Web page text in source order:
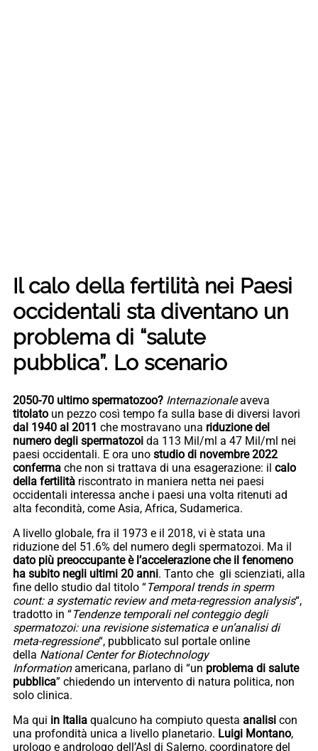
Il calo della fertilità nei Paesi
occidentali sta diventano un
problema di “salute
pubblica”. Lo scenario
2050-70 ultimo spermatozoo? Internazionaleaveva
titolato un pezzo così tempo fa sulla base di diversi lavori
dal 1940 al 2011 che mostravano una riduzione del
numero degli spermatozoi da 113 Mil/ml a 47 Mil/ml nei
paesi occidentali. E ora uno studio di novembre 2022
conferma che non si trattava di una esagerazione: il calo
della fertilità riscontrato in maniera netta nei paesi
occidentali interessa anche i paesi una volta ritenuti ad
alta fecondità, come Asia, Africa, Sudamerica.
A livello globale, fra il 1973 e il 2018, vi è stata una
riduzione del 51.6% del numero degli spermatozoi. Ma il
dato più preoccupante è l’accelerazione che il fenomeno
ha subito negli ultimi 20 anni. Tanto che gli scienziati, alla
fine dello studio dal titolo “Temporal trends in sperm
count: a systematic review and meta-regression analysis“,
tradotto in “Tendenze temporali nel conteggio degli
spermatozoi: una revisione sistematica e un’analisi di
meta-regressione“, pubblicato sul portale online
della National Center for Biotechnology
Informationamericana, parlano di “un problema di salute
pubblica” chiedendo un intervento di natura politica, non
solo clinica.
Ma qui in Italia qualcuno ha compiuto questa analisi con
una profondità unica a livello planetario. Luigi Montano,
urologo e andrologo dell’Asl di Salerno, coordinatore del